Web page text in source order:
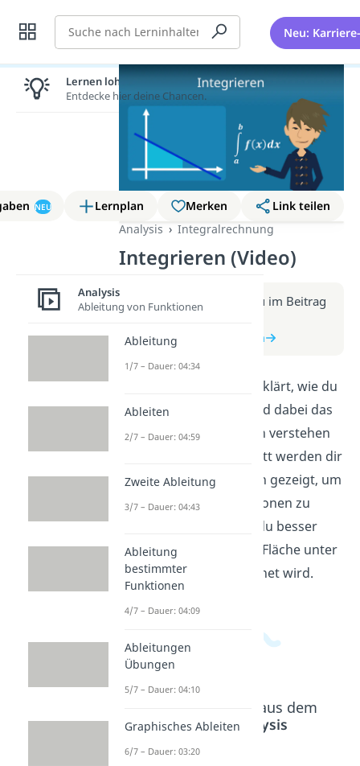
Suche Neu:
NEU Lernplan Merken
Link teilen
Analysis
Integralrechnung
Integrieren (Video)
Weitere Infos erhältst du im Beitrag
zum Beitrag: Integrieren
In diesem Video wird erklärt, wie du
Integrale berechnen und dabei das
Konzept der Integration verstehen
kannst. Schritt für Schritt werden dir
verschiedene Methoden gezeigt, um
unterschiedliche Funktionen zu
integrieren. So kannst du besser
nachvollziehen, wie die Fläche unter
einem Graphen berechnet wird.
Beliebte Inhalte aus dem
BereichAnalysis
Lernen lohnt sich!
Entdecke hier deine Chancen.
Analysis
Ableitung von Funktionen
Ableitung
1/7 – Dauer: 04:34
Ableiten
2/7 – Dauer: 04:59
Zweite Ableitung
3/7 – Dauer: 04:43
Ableitung
bestimmter
Funktionen
4/7 – Dauer: 04:09
Ableitungen
Übungen
5/7 – Dauer: 04:10
Graphisches Ableiten
6/7 – Dauer: 03:20